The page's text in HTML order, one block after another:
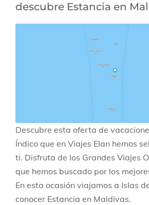
descubre Estancia en
Descubre esta oferta de
Índico que en Viajes Elan hemos
ti. Disfruta de los Grandes Viajes
que hemos buscado por los
En esta ocasión viajamos a Islas
conocer Estancia en Maldivas.